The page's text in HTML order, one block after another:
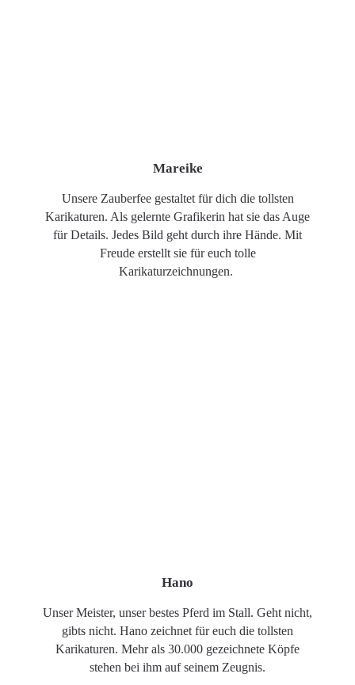
Mareike
Unsere Zauberfee gestaltet für dich die tollsten
Karikaturen. Als gelernte Grafikerin hat sie das Auge
für Details. Jedes Bild geht durch ihre Hände. Mit
Freude erstellt sie für euch tolle
Karikaturzeichnungen.
Hano
Unser Meister, unser bestes Pferd im Stall. Geht nicht,
gibts nicht. Hano zeichnet für euch die tollsten
Karikaturen. Mehr als 30.000 gezeichnete Köpfe
stehen bei ihm auf seinem Zeugnis.